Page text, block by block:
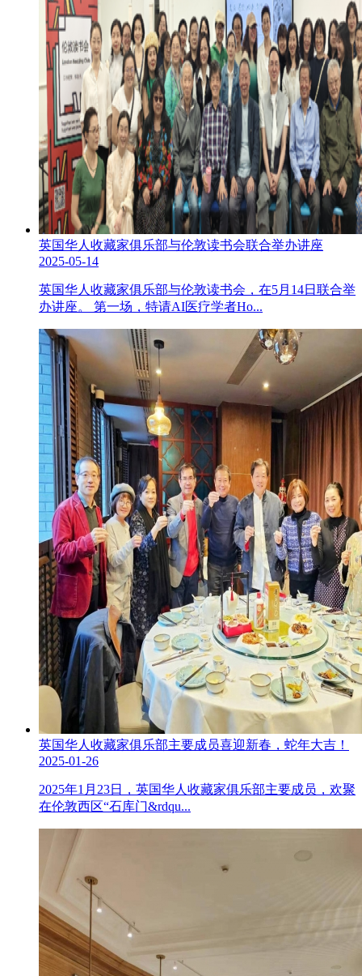
英国华人收藏家俱乐部与伦敦读书会联合举办讲座
2025-05-14
英国华人收藏家俱乐部与伦敦读书会，在5月14日联合举
办讲座。 第一场，特请AI医疗学者Ho...
英国华人收藏家俱乐部主要成员喜迎新春，蛇年大吉！
2025-01-26
2025年1月23日，英国华人收藏家俱乐部主要成员，欢聚
在伦敦西区“石库门&rdqu...